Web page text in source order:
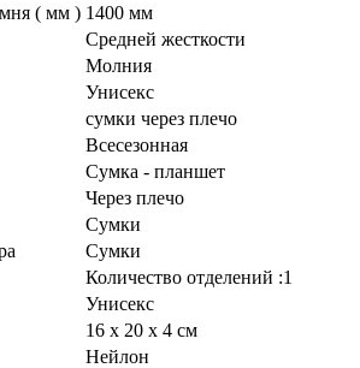
( мм ) 1400 мм
Средней жесткости
Молния
Унисекс
сумки через плечо
Всесезонная
Сумка - планшет
Через плечо
Сумки
Сумки
Количество отделений :1
Унисекс
16 х 20 х 4 см
Нейлон